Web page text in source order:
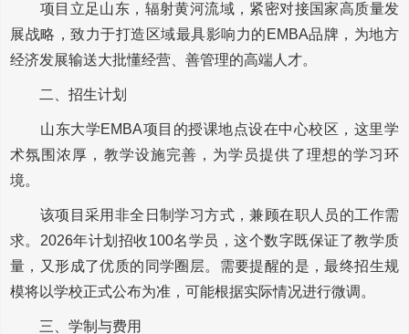
项目立足山东，辐射黄河流域，紧密对接国家高质量发
展战略，致力于打造区域最具影响力的EMBA品牌，为地方
经济发展输送大批懂经营、善管理的高端人才。
二、招生计划
山东大学EMBA项目的授课地点设在中心校区，这里学
术氛围浓厚，教学设施完善，为学员提供了理想的学习环
境。
该项目采用非全日制学习方式，兼顾在职人员的工作需
求。2026年计划招收100名学员，这个数字既保证了教学质
量，又形成了优质的同学圈层。需要提醒的是，最终招生规
模将以学校正式公布为准，可能根据实际情况进行微调。
三、学制与费用